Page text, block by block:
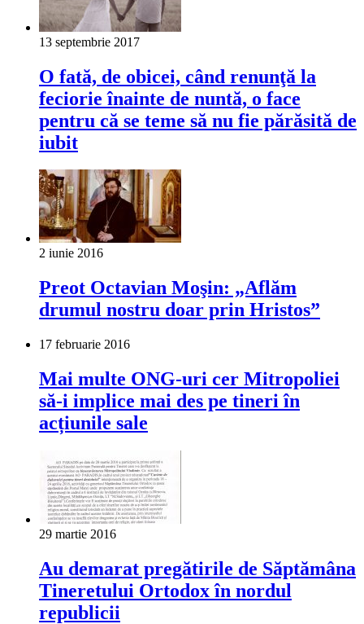
13 septembrie 2017
O fată, de obicei, când renunţă la
feciorie înainte de nuntă, o face
pentru că se teme să nu fie părăsită de
iubit
2 iunie 2016
Preot Octavian Moşin: „Aflăm
drumul nostru doar prin Hristos”
17 februarie 2016
Mai multe ONG-uri cer Mitropoliei
să-i implice mai des pe tineri în
acțiunile sale
29 martie 2016
Au demarat pregătirile de Săptămâna
Tineretului Ortodox în nordul
republicii